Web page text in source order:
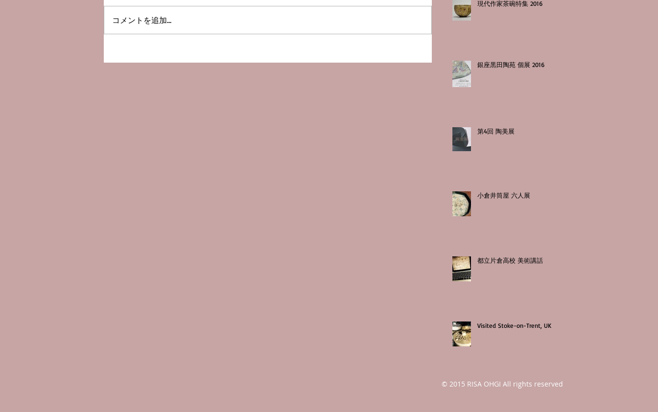
コメントを追加…
現代作家茶碗特集 2016
銀座黒田陶苑 個展 2016
第4回 陶美展
小倉井筒屋 六人展
都立片倉高校 美術講話
Visited Stoke-on-Trent, UK
© 2015 RISA OHGI All rights reserved